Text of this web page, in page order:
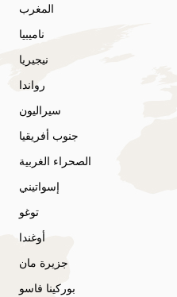
المغرب
ناميبيا
نيجيريا
رواندا
سيراليون
جنوب أفريقيا
الصحراء الغربية
إسواتيني
توغو
أوغندا
جزيرة مان
بوركينا فاسو